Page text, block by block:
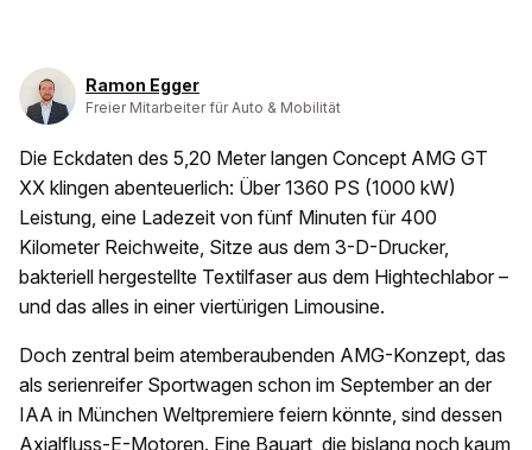
Ramon Egger
Freier Mitarbeiter für Auto & Mobilität
Die Eckdaten des 5,20 Meter langen Concept AMG GT
XX klingen abenteuerlich: Über 1360 PS (1000 kW)
Leistung, eine Ladezeit von fünf Minuten für 400
Kilometer Reichweite, Sitze aus dem 3-D-Drucker,
bakteriell hergestellte Textilfaser aus dem Hightechlabor –
und das alles in einer viertürigen Limousine.
Doch zentral beim atemberaubenden AMG-Konzept, das
als serienreifer Sportwagen schon im September an der
IAA in München Weltpremiere feiern könnte, sind dessen
Axialfluss-E-Motoren. Eine Bauart, die bislang noch kaum